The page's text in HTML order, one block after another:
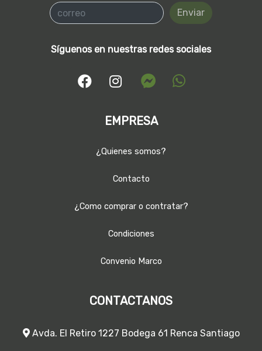
Enviar
Síguenos en nuestras redes sociales
EMPRESA
¿Quienes somos?
Contacto
¿Como comprar o contratar?
Condiciones
Convenio Marco
CONTACTANOS
Avda. El Retiro 1227 Bodega 61 Renca Santiago